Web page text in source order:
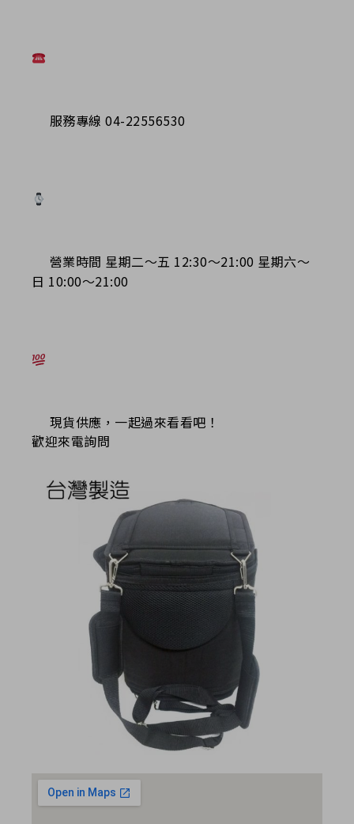
服務專線 04-22556530
營業時間 星期二～五 12:30～21:00 星期六～
日 10:00～21:00
現貨供應，一起過來看看吧！
歡迎來電詢問